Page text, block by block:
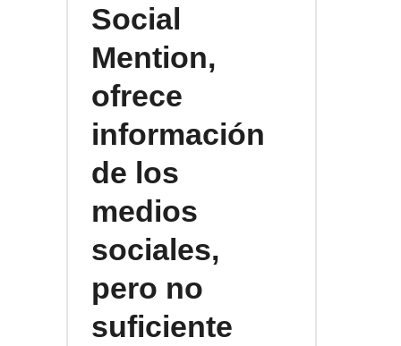
Social
Mention,
ofrece
información
de los
medios
sociales,
pero no
suficiente